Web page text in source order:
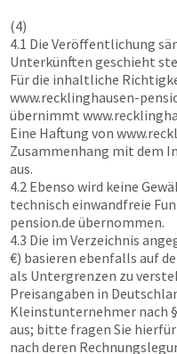
(4)
4.1 Die Veröffentlichung
Unterkünften geschieht
Für die inhaltliche
www.recklinghausen-
übernimmt
Eine Haftung von
Zusammenhang mit dem
aus.
4.2 Ebenso wird keine
technisch einwandfreie
pension.de übernommen.
4.3 Die im Verzeichnis
€) basieren ebenfalls auf
als Untergrenzen zu
Preisangaben in
Kleinstunternehmer nach
aus; bitte fragen Sie
nach deren